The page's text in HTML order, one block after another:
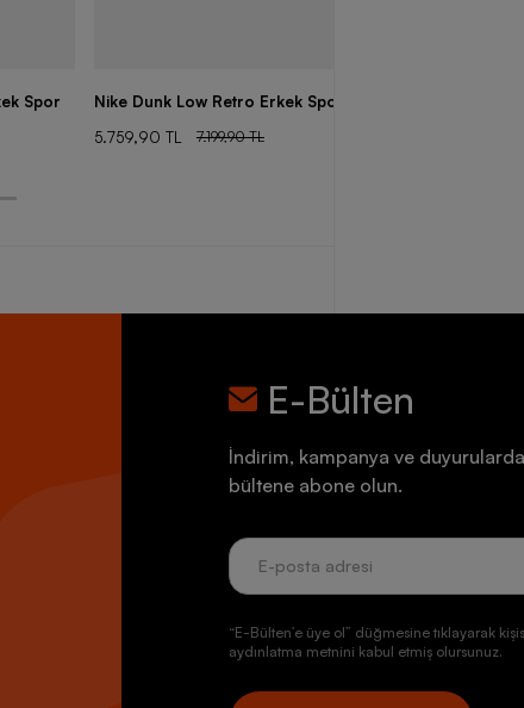
Spor
Nike Dunk Low Retro Erkek Spor Ayakkabı
5.759,90 TL
7.199,90 TL
E-Bülten
İndirim, kampanya ve
bültene abone olun.
“E-Bülten’e üye ol” düğmesine tıklayarak
aydınlatma metnini kabul etmiş olursunuz.